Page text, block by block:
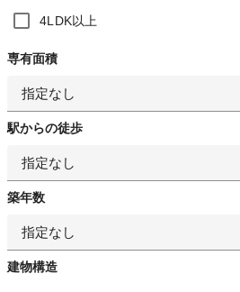
4LDK以上
専有面積
指定なし
駅からの徒歩
指定なし
築年数
指定なし
建物構造